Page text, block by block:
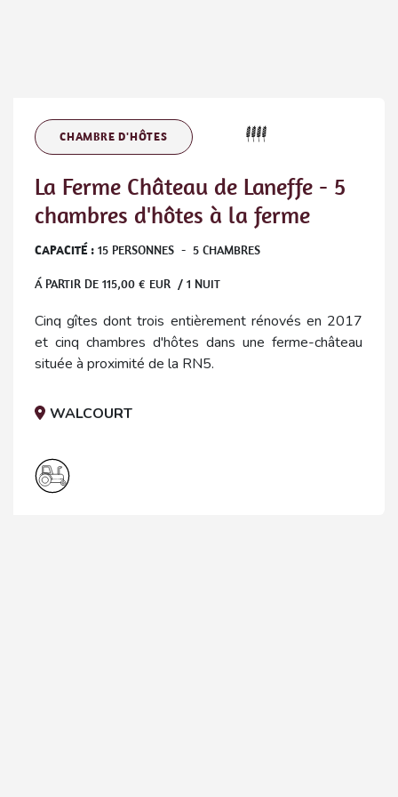
CHAMBRE D'HÔTES
La Ferme Château de Laneffe - 5
chambres d'hôtes à la ferme
CAPACITÉ : 15 PERSONNES - 5 CHAMBRES
Á PARTIR DE 115,00 € EUR / 1 NUIT
Cinq gîtes dont trois entièrement rénovés en 2017
et cinq chambres d'hôtes dans une ferme-château
située à proximité de la RN5.
WALCOURT